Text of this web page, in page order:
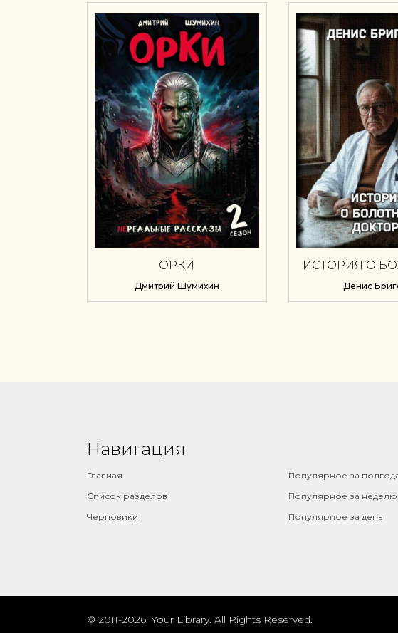
ОРКИ
Дмитрий Шумихин
ИСТОРИЯ О
Денис
Навигация
Главная
Список разделов
Черновики
Популярное за
Популярное за неделю
Популярное за день
© 2011-2026. Your Library. All Rights Reserved.